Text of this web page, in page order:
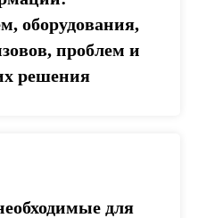
оборудования,
проблем и
решения
для